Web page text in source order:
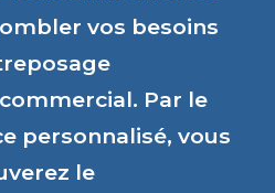
vos besoins
Par le
personnalisé, vous
le